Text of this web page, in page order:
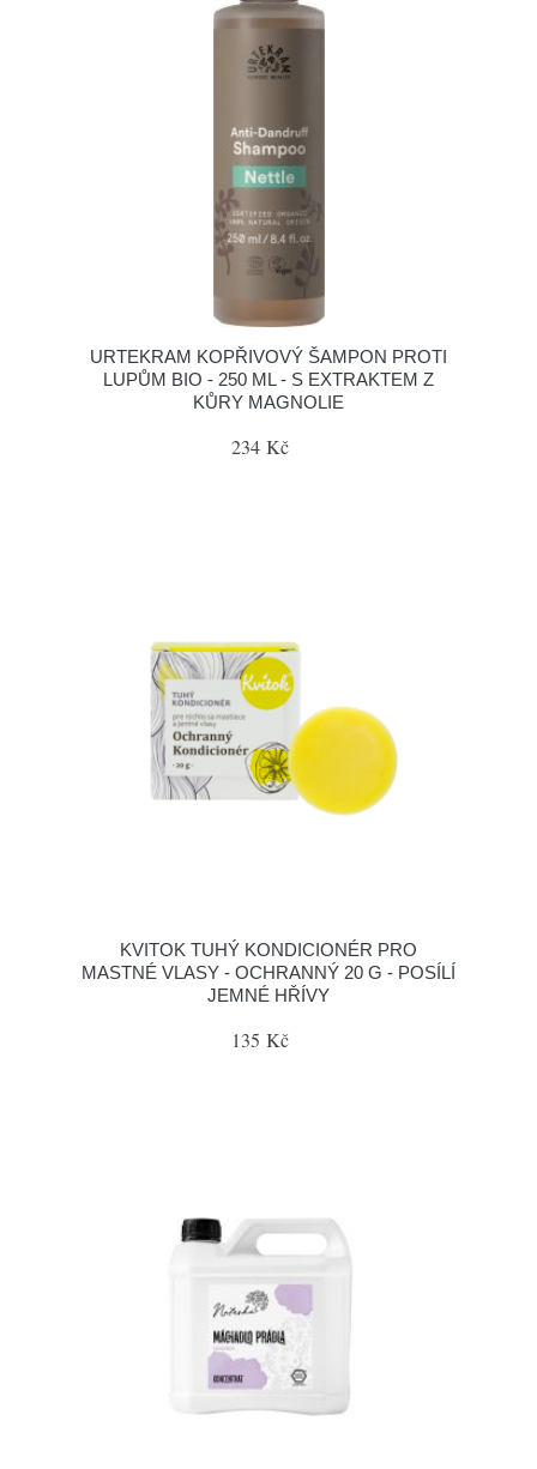
URTEKRAM KOPŘIVOVÝ ŠAMPON PROTI
LUPŮM BIO - 250 ML - S EXTRAKTEM Z
KŮRY MAGNOLIE
234 Kč
KVITOK TUHÝ KONDICIONÉR PRO
MASTNÉ VLASY - OCHRANNÝ 20 G - POSÍLÍ
JEMNÉ HŘÍVY
135 Kč